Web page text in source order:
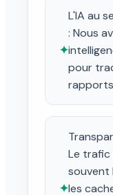
✦
L'IA au
: Nous
pour
✦
Le trafic
souvent
les